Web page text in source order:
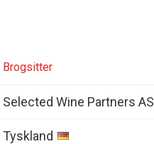
Brogsitter
Selected Wine Partners AS
Tyskland